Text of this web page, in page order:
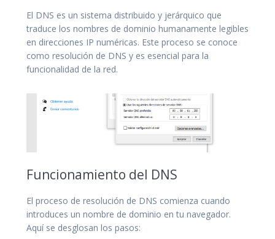
El DNS es un sistema distribuido y jerárquico que
traduce los nombres de dominio humanamente legibles
en direcciones IP numéricas. Este proceso se conoce
como resolución de DNS y es esencial para la
funcionalidad de la red.
Funcionamiento del DNS
El proceso de resolución de DNS comienza cuando
introduces un nombre de dominio en tu navegador.
Aquí se desglosan los pasos: